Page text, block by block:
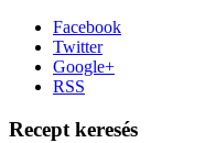
Facebook
Twitter
Google+
RSS
Recept keresés